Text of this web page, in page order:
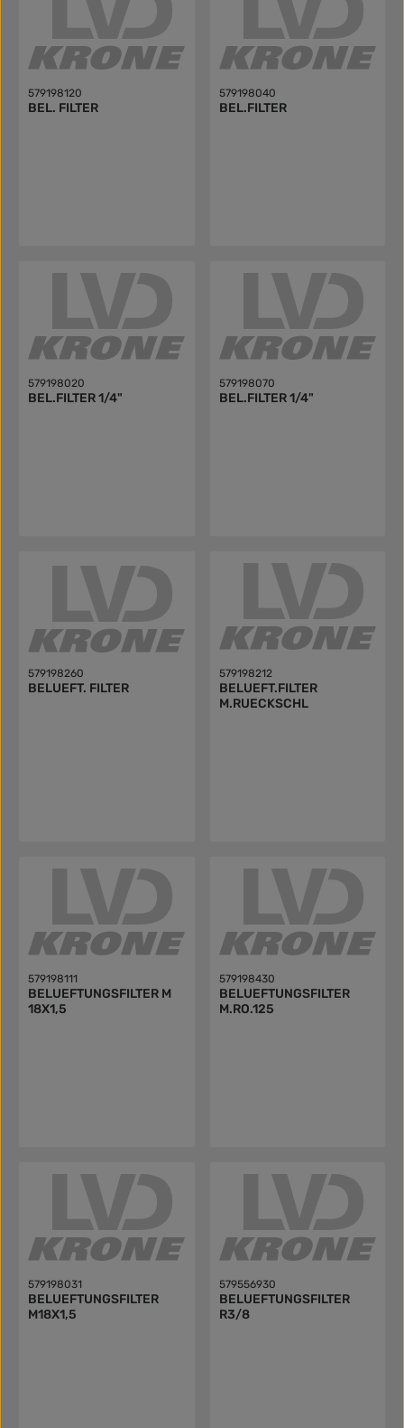
579198120
BEL. FILTER
579198040
BEL.FILTER
579198020
BEL.FILTER 1/4"
579198070
BEL.FILTER 1/4"
579198260
BELUEFT. FILTER
579198212
BELUEFT.FILTER
M.RUECKSCHL
579198111
BELUEFTUNGSFILTER M
18X1,5
579198430
BELUEFTUNGSFILTER
M.RO.125
579198031
BELUEFTUNGSFILTER
M18X1,5
579556930
BELUEFTUNGSFILTER
R3/8